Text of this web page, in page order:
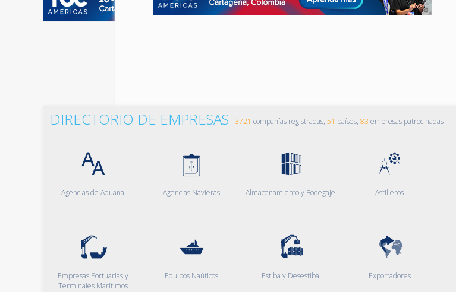
DIRECTORIO DE EMPRESAS 3721 compañías registradas, 51 países, 83 empresas patrocinadas
Agencias de Aduana Agencias Navieras Almacenamiento y Bodegaje Astilleros
Empresas Portuarias y
Terminales Marítimos
Equipos Naúticos Estiba y Desestiba Exportadores